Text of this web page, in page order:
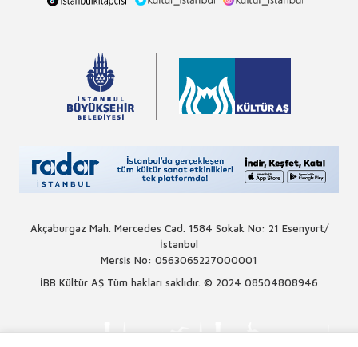
Akçaburgaz Mah. Mercedes Cad. 1584 Sokak No: 21 Esenyurt/
İstanbul
Mersis No: 0563065227000001
İBB Kültür AŞ Tüm hakları saklıdır. © 2024 08504808946